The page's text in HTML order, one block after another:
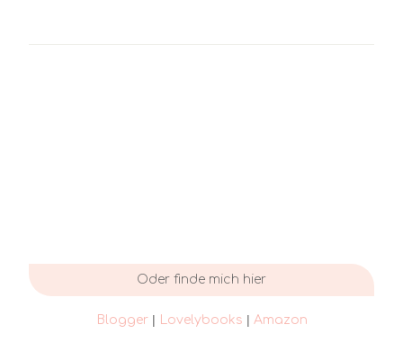
Oder finde mich hier
Blogger| Lovelybooks | Amazon